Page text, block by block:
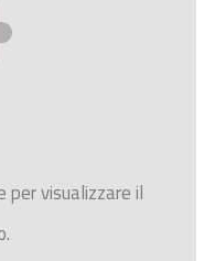
per visualizzare il